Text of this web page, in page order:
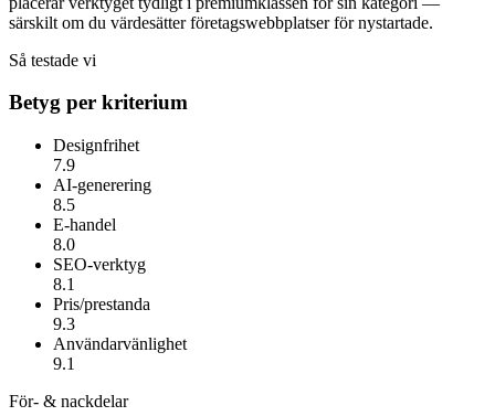
särskilt om du värdesätterföretagswebbplatser för nystartade.
Så testade vi
Betyg per kriterium
Designfrihet
7.9
AI-generering
8.5
E-handel
8.0
SEO-verktyg
8.1
Pris/prestanda
9.3
Användarvänlighet
9.1
För- & nackdelar